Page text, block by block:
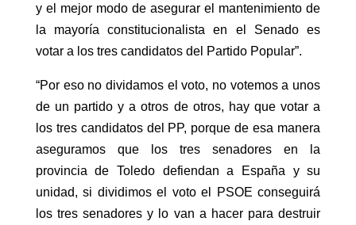
y el mejor modo de asegurar el mantenimiento de
la mayoría constitucionalista en el Senado es
votar a los tres candidatos del Partido Popular”.
“Por eso no dividamos el voto, no votemos a unos
de un partido y a otros de otros, hay que votar a
los tres candidatos del PP, porque de esa manera
aseguramos que los tres senadores en la
provincia de Toledo defiendan a España y su
unidad, si dividimos el voto el PSOE conseguirá
los tres senadores y lo van a hacer para destruir